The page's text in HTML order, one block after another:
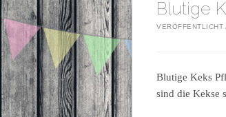
Blutige
VERÖFFENTLICHT
Blutige Keks
sind die Kekse